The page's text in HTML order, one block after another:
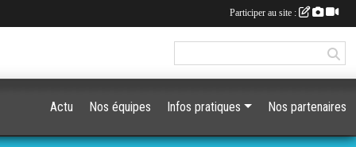
Actu Nos équipes Infos pratiques Nos partenaires
Participer au site :